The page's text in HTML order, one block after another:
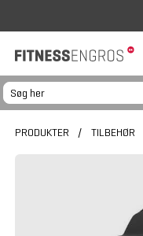
PRODUKTER / TILBEHØR